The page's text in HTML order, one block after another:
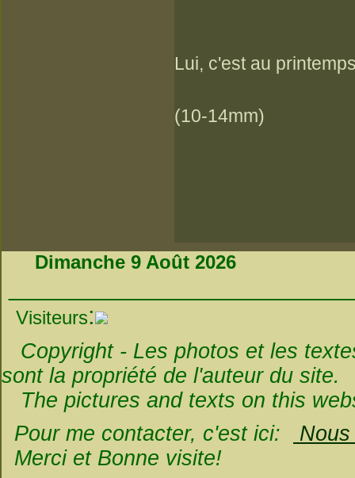
Lui, c'est au
(10-14mm)
Dimanche 9 Août 2026
Visiteurs:
Copyright - Les photos et les
sont la propriété de l'auteur du site.
The pictures and texts on this
Pour me contacter, c'est ici:
Merci et Bonne visite!